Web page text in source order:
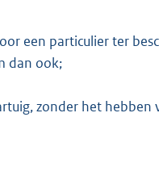
een particulier ter
dan ook;
zonder het hebben